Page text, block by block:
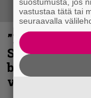
”He ovat
Sepulturan
bändin,
vaikutuksen
vastustaa tätä tai
seuraavalla